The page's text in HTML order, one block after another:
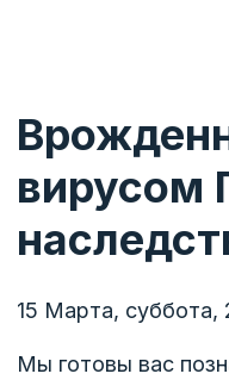
вирусом
15 Марта, суббота,
Мы готовы вас